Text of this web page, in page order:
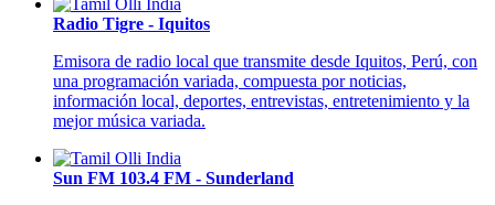
Radio Tigre - Iquitos
Emisora de radio local que transmite desde Iquitos, Perú, con
una programación variada, compuesta por noticias,
información local, deportes, entrevistas, entretenimiento y la
mejor música variada.
Sun FM 103.4 FM - Sunderland